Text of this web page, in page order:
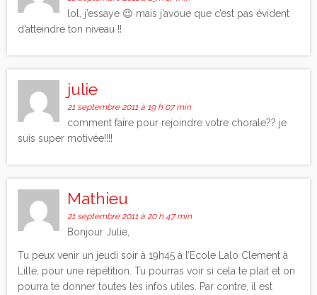
lol, j’essaye 😉 mais j’avoue que c’est pas évident
d’atteindre ton niveau !!
julie
21 septembre 2011 à 19 h 07 min
comment faire pour rejoindre votre chorale?? je
suis super motivée!!!!
Mathieu
21 septembre 2011 à 20 h 47 min
Bonjour Julie,
Tu peux venir un jeudi soir à 19h45 à l’Ecole Lalo Clement à
Lille, pour une répétition. Tu pourras voir si cela te plait et on
pourra te donner toutes les infos utiles. Par contre, il est